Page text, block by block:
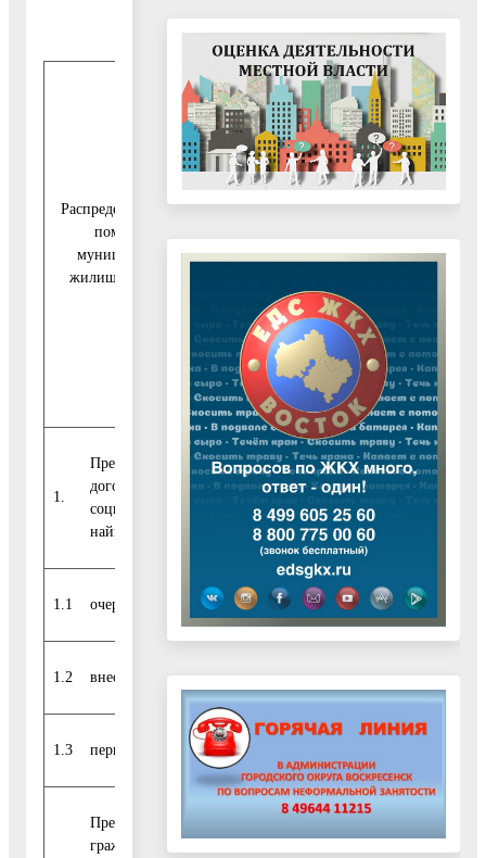
Распределение жилых
помещений
муниципального
жилищного фонда:
Жилые
помещения
приобретенные за
счет средств
Жилые
помещения
переданные
от инвесторов
ВСЕГО
в 2021
году
В том
числе во
2
квартале
ВСЕГО
в 2021
году
числе
1.
Предоставлены по
договорам
социального
найма, из них:
0
1.1 очередникам 0 0 0
1.2 внеочередникам 0 0 0 0
1.3 первоочередникам
Предоставлены
гражданам,